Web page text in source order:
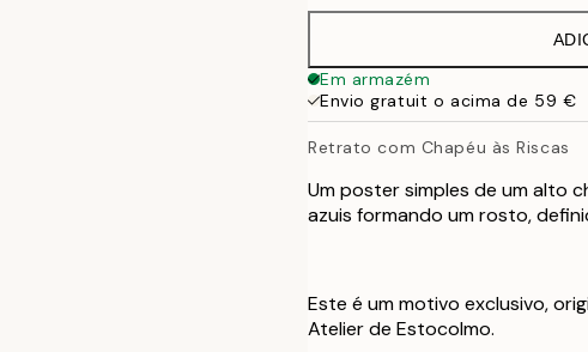
Em armazém
Envio gratuit o acima de 59 €
Retrato com Chapéu às Riscas
Um poster simples de um alto
azuis formando um rosto,
Este é um motivo exclusivo,
Atelier de Estocolmo.